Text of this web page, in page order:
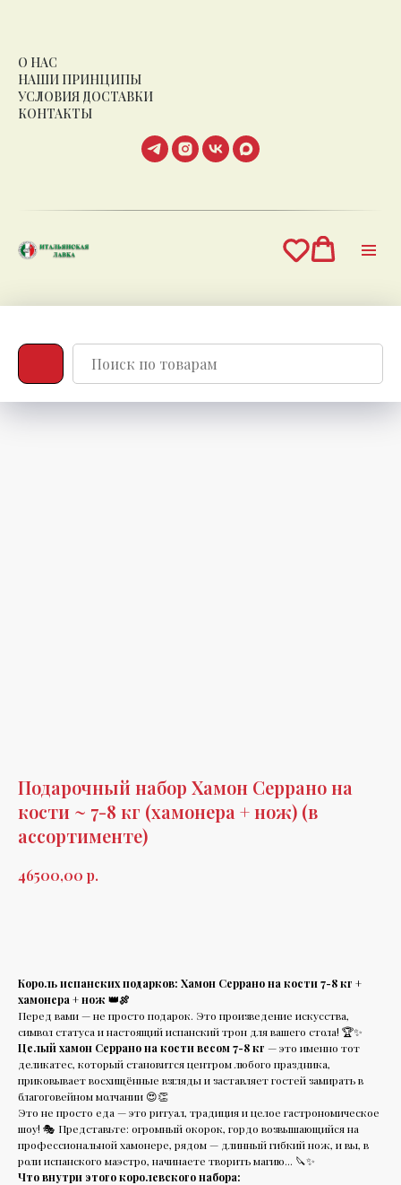
О НАС
НАШИ ПРИНЦИПЫ
УСЛОВИЯ ДОСТАВКИ
КОНТАКТЫ
Подарочный набор Хамон Серрано на
кости ~ 7-8 кг (хамонера + нож) (в
ассортименте)
46500,00 р.
Король испанских подарков: Хамон Серрано на кости 7-8 кг +
хамонера + нож 👑🍖
Перед вами — не просто подарок. Это произведение искусства,
символ статуса и настоящий испанский трон для вашего стола! 🏆✨
Целый хамон Серрано на кости весом 7-8 кг — это именно тот
деликатес, который становится центром любого праздника,
приковывает восхищённые взгляды и заставляет гостей замирать в
благоговейном молчании 😍👏
Это не просто еда — это ритуал, традиция и целое гастрономическое
шоу! 🎭 Представьте: огромный окорок, гордо возвышающийся на
профессиональной хамонере, рядом — длинный гибкий нож, и вы, в
роли испанского маэстро, начинаете творить магию... 🔪✨
Что внутри этого королевского набора: